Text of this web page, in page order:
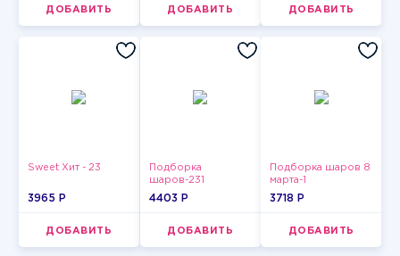
ДОБАВИТЬ ДОБАВИТЬ ДОБАВИТЬ
Sweet Хит - 23
3965 P
ДОБАВИТЬ
Подборка
шаров-231
4403 P
ДОБАВИТЬ
Подборка шаров 8
марта-1
3718 P
ДОБАВИТЬ